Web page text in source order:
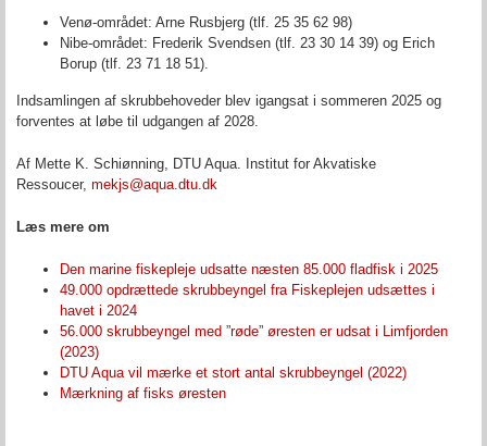
Venø-området: Arne Rusbjerg (tlf. 25 35 62 98)
Nibe-området: Frederik Svendsen (tlf. 23 30 14 39) og Erich
Borup (tlf. 23 71 18 51).
Indsamlingen af skrubbehoveder blev igangsat i sommeren 2025 og
forventes at løbe til udgangen af 2028.
Af Mette K. Schiønning, DTU Aqua. Institut for Akvatiske
Ressoucer, mekjs@aqua.dtu.dk
Læs mere om
Den marine fiskepleje udsatte næsten 85.000 fladfisk i 2025
49.000 opdrættede skrubbeyngel fra Fiskeplejen udsættes i
havet i 2024
56.000 skrubbeyngel med ”røde” øresten er udsat i Limfjorden
(2023)
DTU Aqua vil mærke et stort antal skrubbeyngel (2022)
Mærkning af fisks øresten